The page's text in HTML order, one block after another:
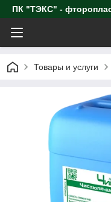
ПК "ТЭКС" -
Товары и услуги